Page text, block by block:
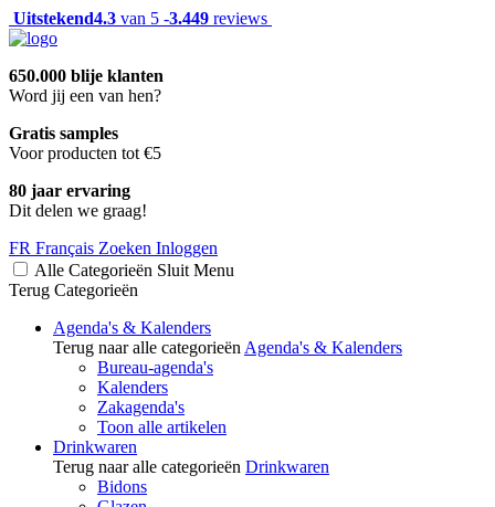
Uitstekend4.3 van 5 -3.449 reviews
650.000 blije klanten
Word jij een van hen?
Gratis samples
Voor producten tot €5
80 jaar ervaring
Dit delen we graag!
FR Français Zoeken Inloggen
Alle Categorieën Sluit Menu
Terug Categorieën
Agenda's & Kalenders
Terug naar alle categorieën Agenda's & Kalenders
Bureau-agenda's
Kalenders
Zakagenda's
Toon alle artikelen
Drinkwaren
Terug naar alle categorieën Drinkwaren
Bidons